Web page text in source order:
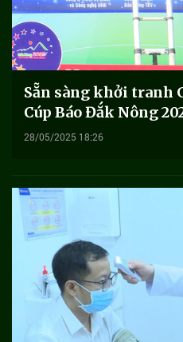
Sẵn sàng khởi tranh
Cúp Báo Đắk Nông
28/05/2025 18:26